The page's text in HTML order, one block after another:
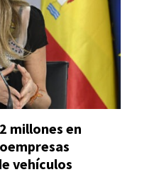
millones en
vehículos